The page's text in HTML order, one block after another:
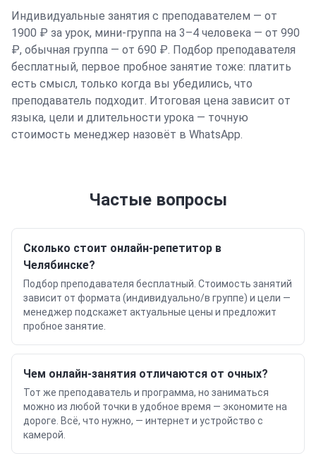
Индивидуальные занятия с преподавателем — от
1900 ₽ за урок, мини-группа на 3–4 человека — от 990
₽, обычная группа — от 690 ₽. Подбор преподавателя
бесплатный, первое пробное занятие тоже: платить
есть смысл, только когда вы убедились, что
преподаватель подходит. Итоговая цена зависит от
языка, цели и длительности урока — точную
стоимость менеджер назовёт в WhatsApp.
Частые вопросы
Сколько стоит онлайн-репетитор в
Челябинске?
Подбор преподавателя бесплатный. Стоимость занятий
зависит от формата (индивидуально/в группе) и цели —
менеджер подскажет актуальные цены и предложит
пробное занятие.
Чем онлайн-занятия отличаются от очных?
Тот же преподаватель и программа, но заниматься
можно из любой точки в удобное время — экономите на
дороге. Всё, что нужно, — интернет и устройство с
камерой.